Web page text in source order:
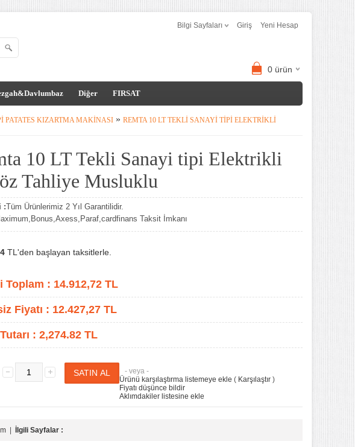
Bilgi Sayfaları Giriş Yeni Hesap
0 ürün
Diğer FIRSAT
PATATES KIZARTMA MAKINASI » REMTA 10 LT TEKLI SANAYI TIPI ELEKTRIKLI
10 LT Tekli Sanayi tipi Elektrikli
Tahliye Musluklu
:Tüm Ürünlerimiz 2 Yıl Garantilidir.
Taksit İmkanı
TL'den başlayan taksitlerle.
Toplam : 14.912,72 TL
Fiyatı : 12.427,27 TL
: 2,274.82 TL
- veya -
Ürünü karşılaştırma listemeye ekle ( Karşılaştır )
Fiyatı düşünce bildir
Aklımdakiler listesine ekle
İlgili Sayfalar :